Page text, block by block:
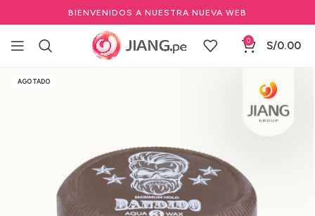
BIENVENIDOS A NUESTRA NUEVA WEB
0 S/0.00
Inicio Barbería y Equipamiento
Bandido
AGOTADO